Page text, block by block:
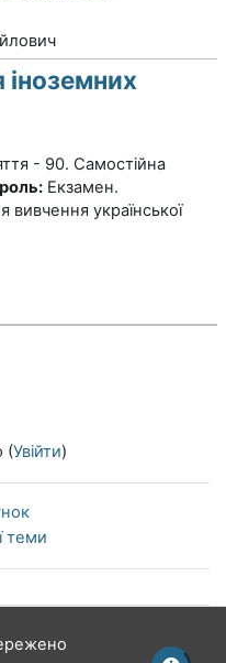
іноземних
- 90. Самостійна
Екзамен.
вивчення української
(Увійти)
теми